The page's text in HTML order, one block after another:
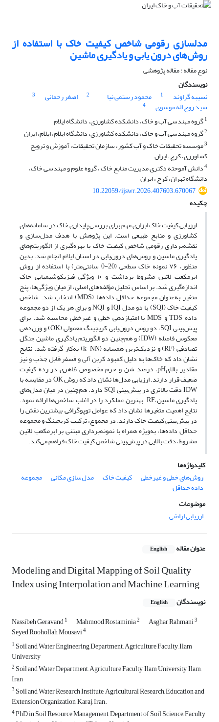
مدلسازی رقومی شاخص کیفیت خاک با استفاده از
روش‌های درون یابی و یادگیری ماشین
نوع مقاله : مقاله پژوهشی
نویسندگان
نسیبه گراوند
1 محمود رستمی نیا 2 اصغر رحمانی 3
سید روح اله موسوی
4
1گروه مهندسی آب و خاک، دانشکده کشاورزی، دانشگاه ایلام
2گروه مهندسی آب و خاک، دانشکده کشاورزی، دانشگاه ایلام، ایلام، ایران
3موسسه تحقیقات خاک و آب کشور، سازمان تحقیقات، آموزش و ترویج
کشاورزی، کرج، ایران
4دانش آموحته دکتری مدیریت منابع خاک ، گروه علوم و مهندسی خاک،
دانشگاه تهران، کرج ، ایران
10.22059/ijswr.2026.407603.670067
چکیده
ارزیابی کیفیت خاک ابزاری مهم برای بررسی پایداری خاک در سامانه‌های
کشاورزی و منابع طبیعی است. این پژوهش با هدف مدل‌سازی و
نقشه‌برداری رقومی شاخص کیفیت خاک با بهره‌گیری از الگوریتم‌های
یادگیری ماشین و روش‌های درون‌یابی در استان ایلام انجام شد. بدین
منظور، ۷۶ نمونه خاک سطحی (20-0 سانتی‌متر) با استفاده از روش
ابرمکعب لاتین مشروط برداشت و ۱۰ ویژگی فیزیکوشیمیایی خاک
اندازه‌گیری شد. بر اساس تحلیل مؤلفه‌های اصلی، از میان ویژگی‌ها، پنج
متغیر به‌عنوان مجموعه حداقل داده‌ها (MDS) انتخاب شد. شاخص
کیفیت خاک (SQI) با دو مدل IQI و NQI و برای هر یک از دو مجموعه
داده TDS و MDS با امتیازدهی خطی و غیرخطی محاسبه شد. برای
پیش‌بینی SQI، دو روش درون‌یابی کریجینگ معمولی (OK) و وزن‌دهی
معکوس فاصله (IDW) و هم‌چنین دو الگوریتم یادگیری ماشین جنگل
تصادفی (RF) و نزدیک‌ترین همسایه (k-NN) به‌کار گرفته شد. نتایج
نشان داد که خاک‌ها به دلیل کمبود کربن آلی و فسفر قابل جذب و نیز
مقادیر بالایpH، درصد شن و جرم مخصوص ظاهری در رده کیفیت
ضعیف قرار دارند. ارزیابی مدل‌ها نشان داد که روش OK در مقایسه با
IDW دقت بالاتری در پیش‌بینی SQI دارد. هم‌چنین در میان مدل‌های
یادگیری ماشین،RF بهترین عملکرد را در اغلب شاخص‌ها ارائه نمود.
نتایج اهمیت متغیرها نشان داد که عوامل توپوگرافی بیشترین نقش را
در پیش‌بینی کیفیت خاک دارند. در مجموع، ترکیب کریجینگ و مجموعه
حداقل داده‌ها، به‌ویژه همراه با نمونه‌برداری مبتنی بر ابرمکعب لاتین
مشروط، دقت بالایی در پیش‌بینی شاخص کیفیت خاک فراهم می‌کند.
کلیدواژه‌ها
روش‌های خطی و غیر‌خطی
کیفیت خاک مدل‌سازی مکانی مجموعه
داده حداقل
موضوعات
ارزیابی اراضی
عنوان مقاله English
Modeling and Digital Mapping of Soil Quality
Index using Interpolation and Machine Learning
نویسندگان English
Nassibeh Geravand1 Mahmood Rostaminia2 Asghar Rahmani3
Seyed Roohollah Mousavi4
1 Soil and Water Engineering Department,, Agriculture Faculty, Ilam
University
2 Soil and Water Department, Agriculture Faculty, Ilam University, Ilam,
Iran
3 Soil and Water Research Institute, Agricultural Research, Education and
Extension Organization, Karaj, Iran.
4PhD in Soil Resource Management, Department of Soil Science, Faculty